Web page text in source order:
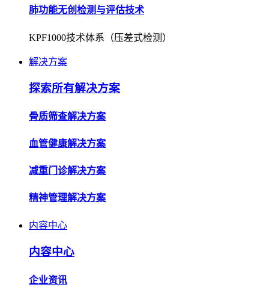
肺功能无创检测与评估技术
KPF1000技术体系（压差式检测）
解决方案
探索所有解决方案
骨质筛查解决方案
血管健康解决方案
减重门诊解决方案
精神管理解决方案
内容中心
内容中心
企业资讯